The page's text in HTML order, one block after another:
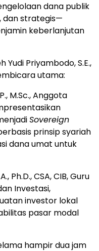
dana publik
dan strategis—
keberlanjutan
Yudi Priyambodo, S.E.,
utama:
M.Sc., Anggota
Sovereign
prinsip syariah
dana umat untuk
Ph.D., CSA, CIB, Guru
Investasi,
investor lokal
pasar modal
hampir dua jam